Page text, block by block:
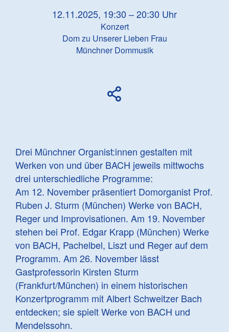
12.11.2025, 19:30 – 20:30 Uhr
Konzert
Dom zu Unserer Lieben Frau
Münchner Dommusik
Drei Münchner Organist:innen gestalten mit
Werken von und über BACH jeweils mittwochs
drei unterschiedliche Programme:
Am 12. November präsentiert Domorganist Prof.
Ruben J. Sturm (München) Werke von BACH,
Reger und Improvisationen. Am 19. November
stehen bei Prof. Edgar Krapp (München) Werke
von BACH, Pachelbel, Liszt und Reger auf dem
Programm. Am 26. November lässt
Gastprofessorin Kirsten Sturm
(Frankfurt/München) in einem historischen
Konzertprogramm mit Albert Schweitzer Bach
entdecken; sie spielt Werke von BACH und
Mendelssohn.